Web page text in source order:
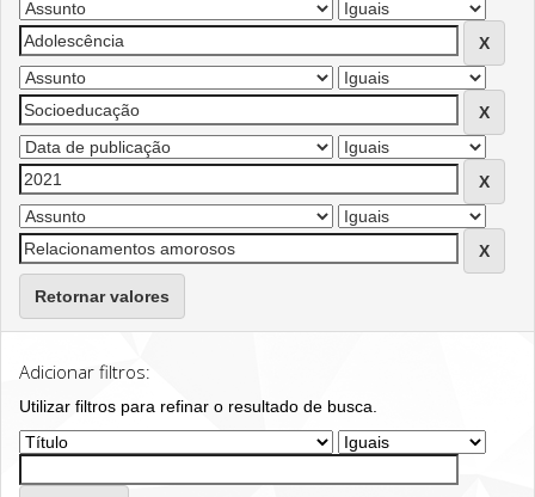
Retornar valores
Adicionar filtros:
Utilizar filtros para refinar o resultado de busca.